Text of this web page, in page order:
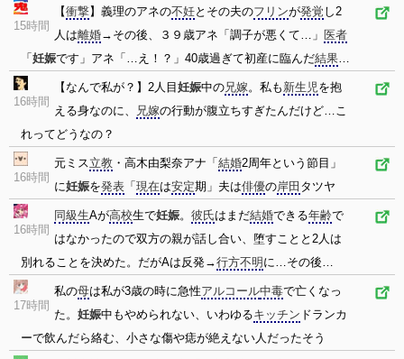
15時間
【衝撃】義理のアネの不妊とその夫のフリンが発覚 し2
人は離婚→その後、３９歳アネ「調子が悪くて…」 医者
「 妊娠です」アネ「…え！？」40歳過ぎて初産に臨んだ結果…
16時間
【なんで私が？】2人目 妊娠中の兄嫁。私も 新生児を抱
える身なのに、
兄嫁の行動が腹立ちすぎたんだけど…こ
れってどうなの？
16時間
元ミス立教 ・高木由梨奈アナ「 結婚2周年という節目」
に妊娠を発表 「 現在は安定期」夫は俳優の岸田 タツヤ
16時間
同級生Aが高校生で妊娠。 彼氏はまだ結婚できる年齢で
はなかったので双方の親が話し合い、堕すことと2人は
別れることを決めた。だがAは反発→行方不明 に…その後…
17時間
私の母は私が3歳の時に急性アルコール中毒で亡くなっ
た。 妊娠中もやめられない、いわゆるキッチン ドランカ
ーで飲んだら絡む、小さな傷や痣が絶えない人だったそう